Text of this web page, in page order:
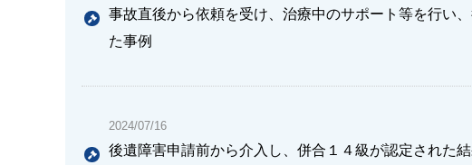
事故直後から依頼を受け、治療中のサポート等を行い
た事例
2024/07/16
後遺障害申請前から介入し、併合１４級が認定された